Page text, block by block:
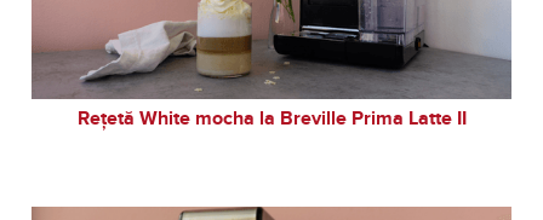
Rețetă White mocha la Breville Prima Latte II